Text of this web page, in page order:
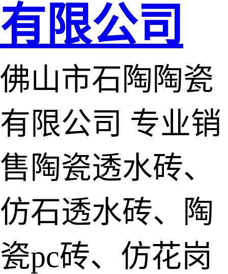
有限公司
佛山市石陶陶瓷
有限公司 专业销
售陶瓷透水砖、
仿石透水砖、陶
瓷pc砖、仿花岗